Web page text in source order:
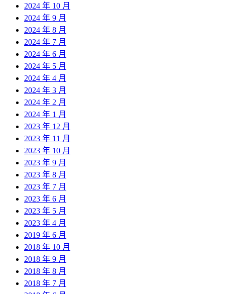
2024 年 10 月
2024 年 9 月
2024 年 8 月
2024 年 7 月
2024 年 6 月
2024 年 5 月
2024 年 4 月
2024 年 3 月
2024 年 2 月
2024 年 1 月
2023 年 12 月
2023 年 11 月
2023 年 10 月
2023 年 9 月
2023 年 8 月
2023 年 7 月
2023 年 6 月
2023 年 5 月
2023 年 4 月
2019 年 6 月
2018 年 10 月
2018 年 9 月
2018 年 8 月
2018 年 7 月